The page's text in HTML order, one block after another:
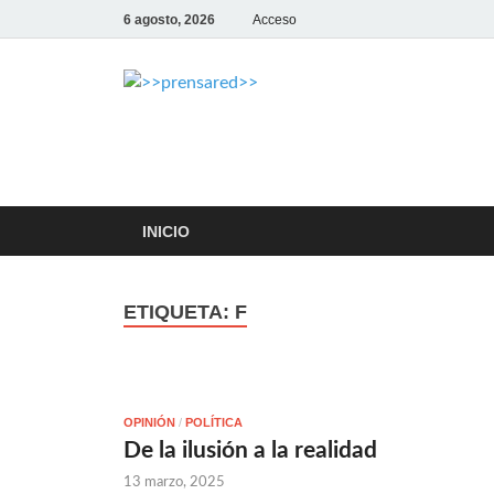
6 agosto, 2026 Acceso
INICIO
ETIQUETA: F
OPINIÓN / POLÍTICA
De la ilusión a la realidad
13 marzo, 2025